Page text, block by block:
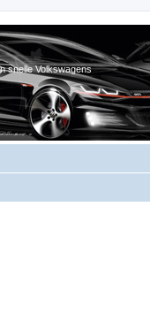
snelle Volkswagens